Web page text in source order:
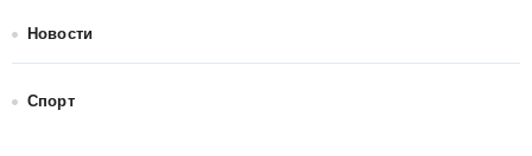
Новости
Спорт